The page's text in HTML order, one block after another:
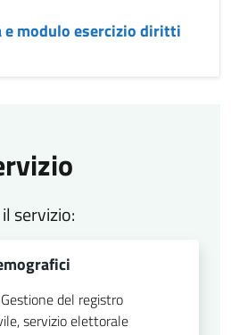
e modulo esercizio diritti
servizio:
del registro
servizio elettorale